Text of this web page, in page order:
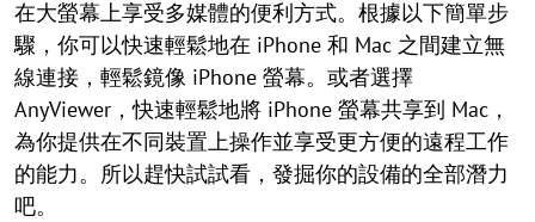
在大螢幕上享受多媒體的便利方式。根據以下簡單步
驟，你可以快速輕鬆地在 iPhone 和 Mac 之間建立無
線連接，輕鬆鏡像 iPhone 螢幕。或者選擇
AnyViewer，快速輕鬆地將 iPhone 螢幕共享到 Mac，
為你提供在不同裝置上操作並享受更方便的遠程工作
的能力。所以趕快試試看，發掘你的設備的全部潛力
吧。